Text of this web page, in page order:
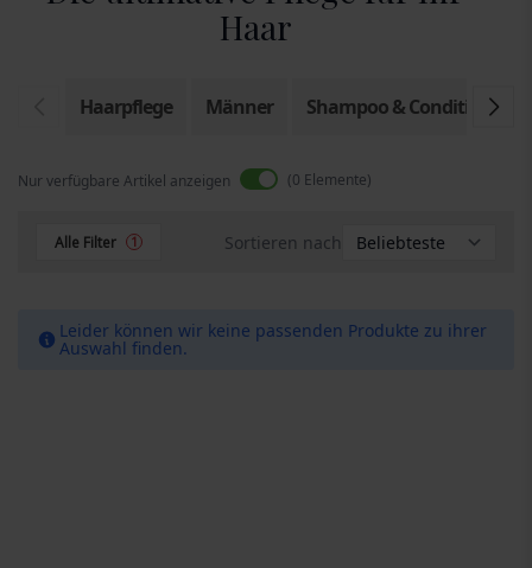
Haar
Haarpflege Männer Shampoo & Conditioner
Nur verfügbare Artikel anzeigen 0 Elemente
Alle Filter 1 Sortieren nach
Leider können wir keine passenden Produkte zu ihrer
Auswahl finden.